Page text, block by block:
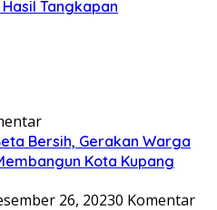
Tangkapan
Bersih, Gerakan Warga
Kota Kupang
26, 20230 Komentar